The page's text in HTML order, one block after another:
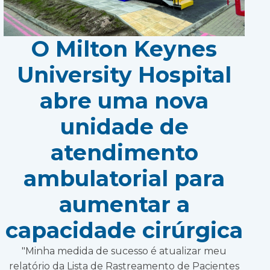
O Milton Keynes
University Hospital
abre uma nova
unidade de
atendimento
ambulatorial para
aumentar a
capacidade cirúrgica
"Minha medida de sucesso é atualizar meu
relatório da Lista de Rastreamento de Pacientes